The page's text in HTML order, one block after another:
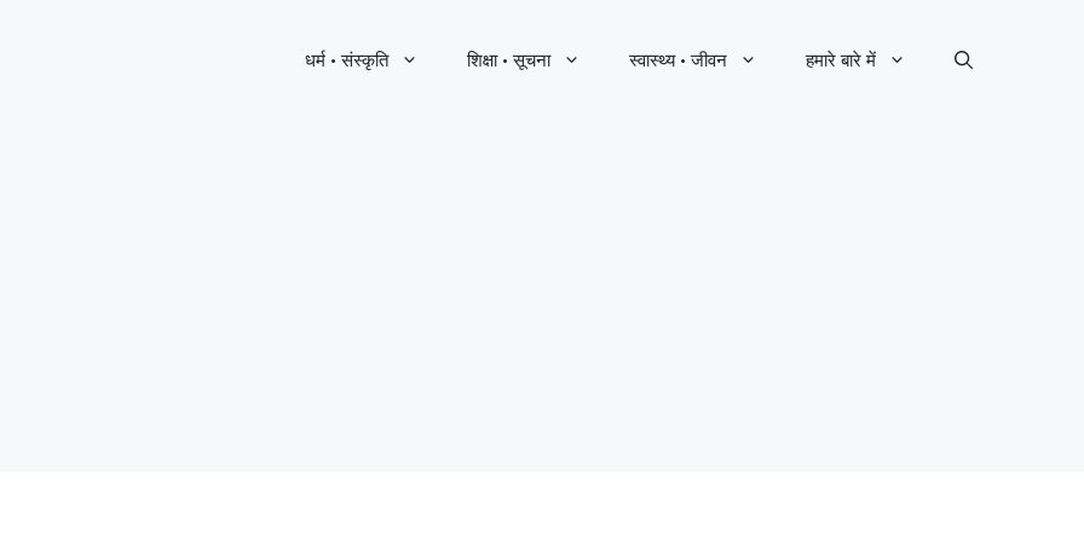
धर्म · संस्कृति शिक्षा · सूचना स्वास्थ्य · जीवन हमारे बारे में